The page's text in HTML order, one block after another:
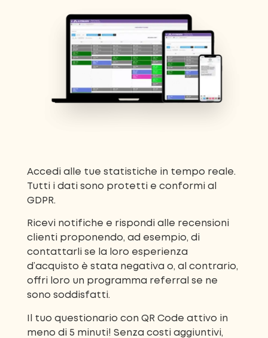
Accedi alle tue statistiche in tempo reale.
Tutti i dati sono protetti e conformi al
GDPR.
Ricevi notifiche e rispondi alle recensioni
clienti proponendo, ad esempio, di
contattarli se la loro esperienza
d’acquisto è stata negativa o, al contrario,
offri loro un programma referral se ne
sono soddisfatti.
Il tuo questionario con QR Code attivo in
meno di 5 minuti! Senza costi aggiuntivi,